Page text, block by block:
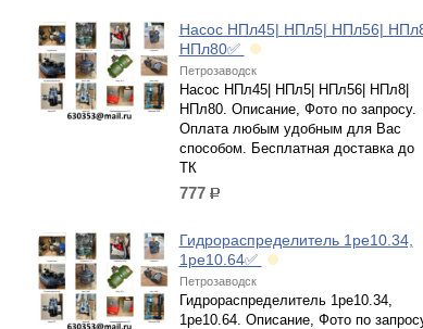
Насос НПл45| НПл5| НПл56|
НПл80✅
Петрозаводск
Насос НПл45| НПл5| НПл56| НПл8|
НПл80. Описание, Фото по запросу.
Оплата любым удобным для Вас
способом. Бесплатная доставка до
ТК
777 р.
Гидрораспределитель 1ре10.34,
1ре10.64✅
Петрозаводск
Гидрораспределитель 1ре10.34,
1ре10.64. Описание, Фото по